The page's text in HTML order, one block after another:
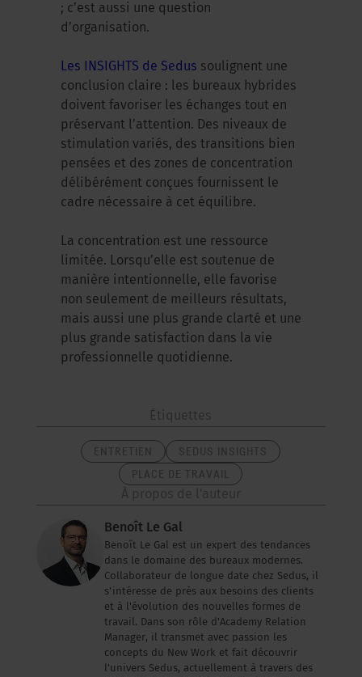
; c’est aussi une question
d’organisation.
Les INSIGHTS de Sedus soulignent une
conclusion claire : les bureaux hybrides
doivent favoriser les échanges tout en
préservant l’attention. Des niveaux de
stimulation variés, des transitions bien
pensées et des zones de concentration
délibérément conçues fournissent le
cadre nécessaire à cet équilibre.
La concentration est une ressource
limitée. Lorsqu’elle est soutenue de
manière intentionnelle, elle favorise
non seulement de meilleurs résultats,
mais aussi une plus grande clarté et une
plus grande satisfaction dans la vie
professionnelle quotidienne.
Benoît Le Gal
Benoît Le Gal est un expert des tendances
dans le domaine des bureaux modernes.
Collaborateur de longue date chez Sedus, il
s'intéresse de près aux besoins des clients
et à l'évolution des nouvelles formes de
travail. Dans son rôle d'Academy Relation
Manager, il transmet avec passion les
concepts du New Work et fait découvrir
l'univers Sedus, actuellement à travers des